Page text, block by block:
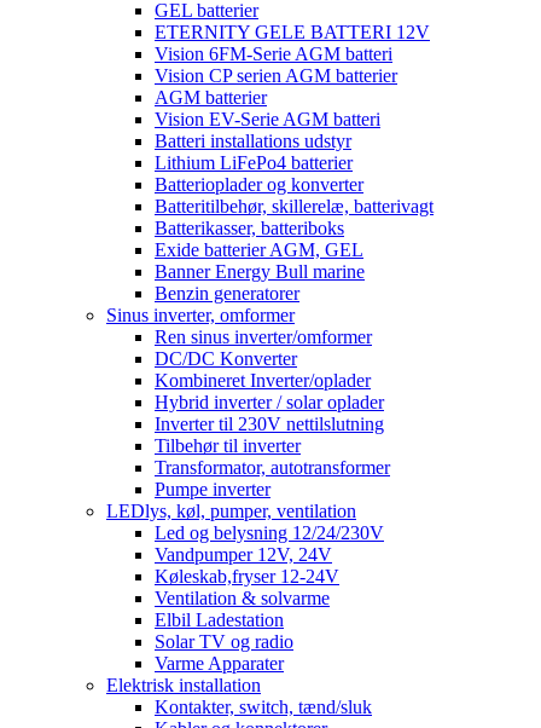
GEL batterier
ETERNITY GELE BATTERI 12V
Vision 6FM-Serie AGM batteri
Vision CP serien AGM batterier
AGM batterier
Vision EV-Serie AGM batteri
Batteri installations udstyr
Lithium LiFePo4 batterier
Batterioplader og konverter
Batteritilbehør, skillerelæ, batterivagt
Batterikasser, batteriboks
Exide batterier AGM, GEL
Banner Energy Bull marine
Benzin generatorer
Sinus inverter, omformer
Ren sinus inverter/omformer
DC/DC Konverter
Kombineret Inverter/oplader
Hybrid inverter / solar oplader
Inverter til 230V nettilslutning
Tilbehør til inverter
Transformator, autotransformer
Pumpe inverter
LEDlys, køl, pumper, ventilation
Led og belysning 12/24/230V
Vandpumper 12V, 24V
Køleskab,fryser 12-24V
Ventilation & solvarme
Elbil Ladestation
Solar TV og radio
Varme Apparater
Elektrisk installation
Kontakter, switch, tænd/sluk